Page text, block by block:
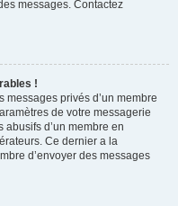
messages. Contactez
!
privés d’un membre
de votre messagerie
d’un membre en
Ce dernier a la
d’envoyer des messages